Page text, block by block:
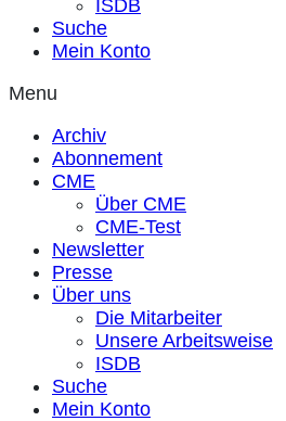
ISDB
Suche
Mein Konto
Menu
Archiv
Abonnement
CME
Über CME
CME-Test
Newsletter
Presse
Über uns
Die Mitarbeiter
Unsere Arbeitsweise
ISDB
Suche
Mein Konto